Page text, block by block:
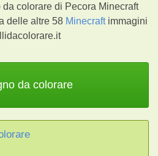
colorare di Pecora Minecraft
delle altre 58 Minecraftimmagini
da colorare